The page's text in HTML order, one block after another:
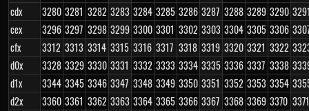
cdx
3280 3281 3282 3283 3284 3285 3286 3287 3288 3289 3290
cex
3296 3297 3298 3299 3300 3301 3302 3303 3304 3305 3306
cfx
3312 3313 3314 3315 3316 3317 3318 3319 3320 3321 3322
d0x
3328 3329 3330 3331 3332 3333 3334 3335 3336 3337 3338
d1x
3344 3345 3346 3347 3348 3349 3350 3351 3352 3353 3354
d2x
3360 3361 3362 3363 3364 3365 3366 3367 3368 3369 3370 3371